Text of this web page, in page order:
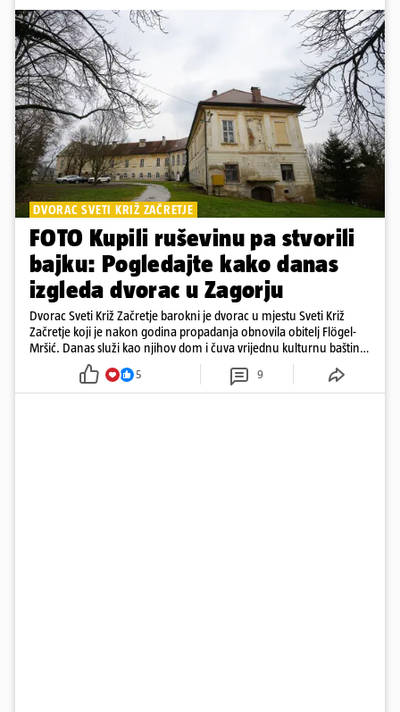
DVORAC SVETI KRIŽ ZAČRETJE
FOTO Kupili ruševinu pa stvorili
bajku: Pogledajte kako danas
izgleda dvorac u Zagorju
Dvorac Sveti Križ Začretje barokni je dvorac u mjestu Sveti Križ
Začretje koji je nakon godina propadanja obnovila obitelj Flögel-
Mršić. Danas služi kao njihov dom i čuva vrijednu kulturnu baštinu
davno zaboravljenog vremena
5 9